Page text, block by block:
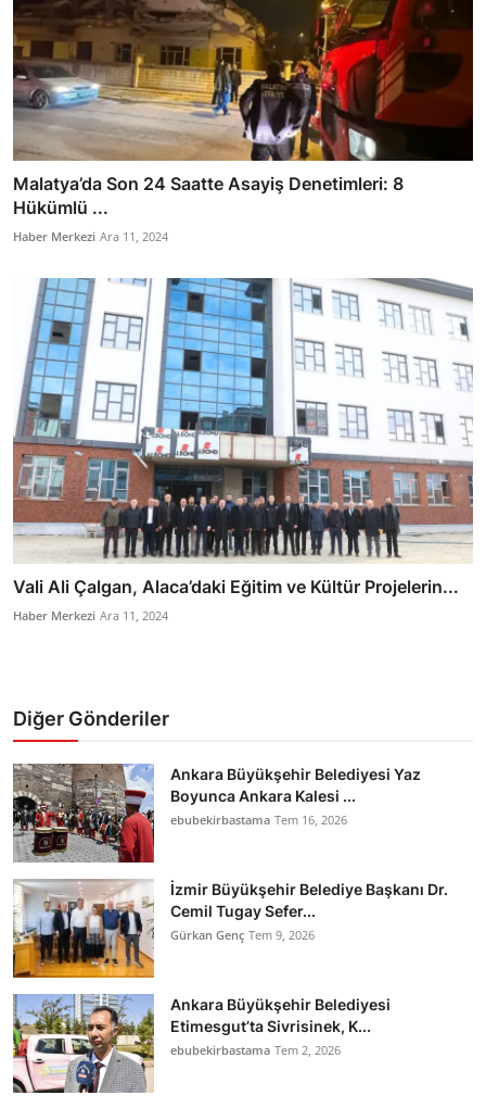
Malatya’da Son 24 Saatte Asayiş Denetimleri: 8
Hükümlü ...
Haber Merkezi Ara 11, 2024
Vali Ali Çalgan, Alaca’daki Eğitim ve Kültür Projelerin...
Haber Merkezi Ara 11, 2024
Diğer Gönderiler
Ankara Büyükşehir Belediyesi Yaz
Boyunca Ankara Kalesi ...
ebubekirbastama Tem 16, 2026
İzmir Büyükşehir Belediye Başkanı Dr.
Cemil Tugay Sefer...
Gürkan Genç Tem 9, 2026
Ankara Büyükşehir Belediyesi
Etimesgut’ta Sivrisinek, K...
ebubekirbastama Tem 2, 2026